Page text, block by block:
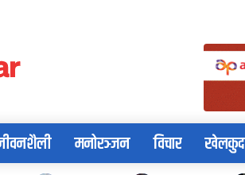
मनोरञ्जन विचार खेलकुद